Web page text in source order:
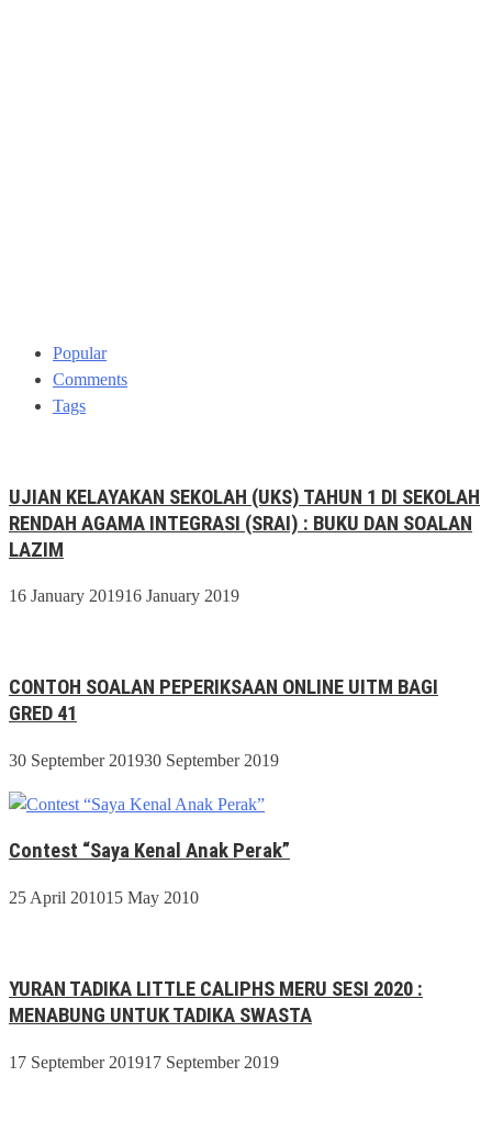
Popular
Comments
Tags
UJIAN KELAYAKAN SEKOLAH (UKS) TAHUN 1 DI SEKOLAH
RENDAH AGAMA INTEGRASI (SRAI) : BUKU DAN SOALAN
LAZIM
16 January 201916 January 2019
CONTOH SOALAN PEPERIKSAAN ONLINE UITM BAGI
GRED 41
30 September 201930 September 2019
Contest “Saya Kenal Anak Perak”
25 April 201015 May 2010
YURAN TADIKA LITTLE CALIPHS MERU SESI 2020 :
MENABUNG UNTUK TADIKA SWASTA
17 September 201917 September 2019